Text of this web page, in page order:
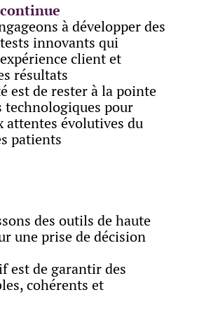
à développer des
innovants qui
client et
résultats
est de rester à la pointe
technologiques pour
attentes évolutives du
patients
des outils de haute
une prise de décision
est de garantir des
cohérents et